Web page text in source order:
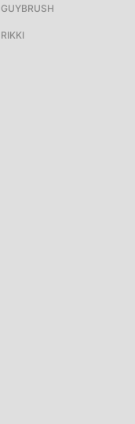
GUYBRUSH
RIKKI